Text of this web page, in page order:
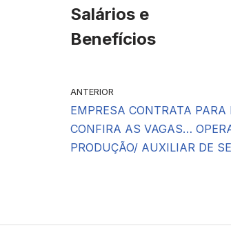
Salários e
Benefícios
ANTERIOR
EMPRESA CONTRATA
CONFIRA AS VAGAS…
PRODUÇÃO/ AUXILIAR DE